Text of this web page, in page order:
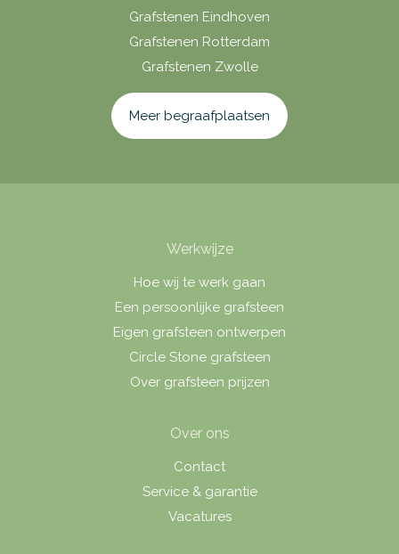
Grafstenen Eindhoven
Grafstenen Rotterdam
Grafstenen Zwolle
Meer begraafplaatsen
Werkwijze
Hoe wij te werk gaan
Een persoonlijke grafsteen
Eigen grafsteen ontwerpen
Circle Stone grafsteen
Over grafsteen prijzen
Over ons
Contact
Service & garantie
Vacatures